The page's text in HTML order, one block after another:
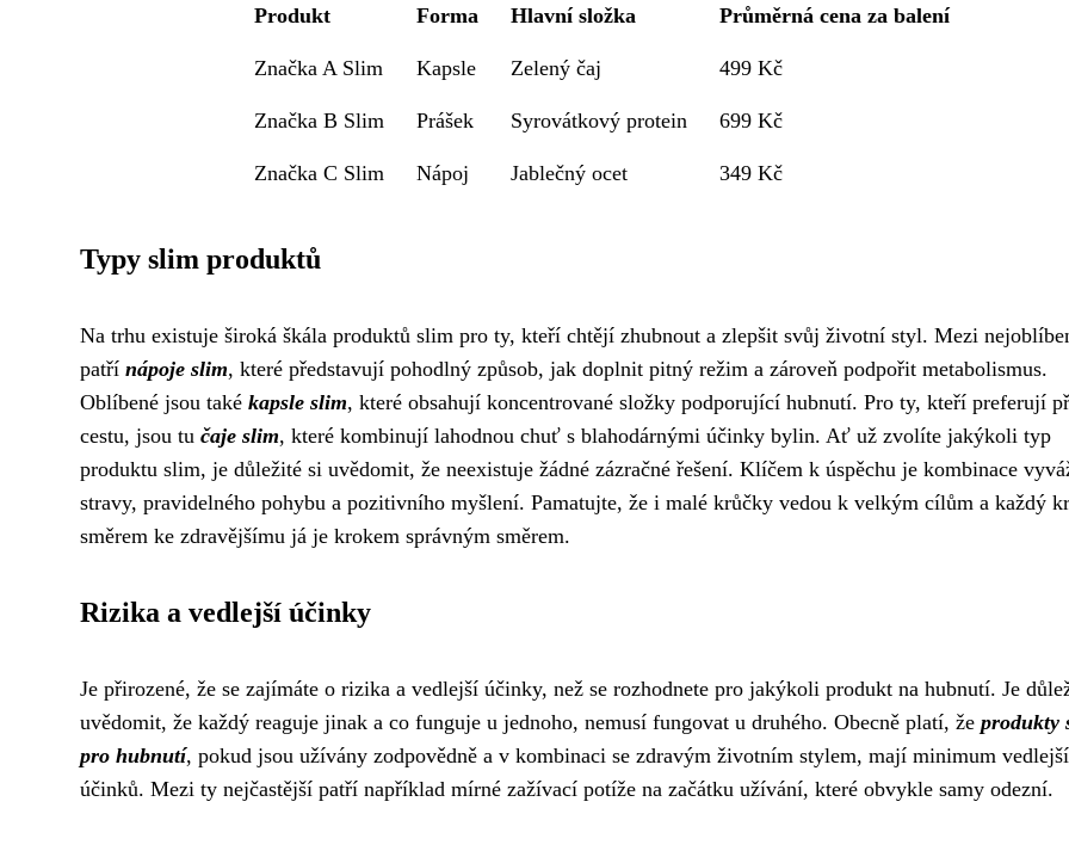
Produkt
Forma Hlavní složka Průměrná cena za balení
Značka A Slim Kapsle Zelený čaj 499 Kč
Značka B Slim Prášek Syrovátkový protein 699 Kč
Značka C Slim Nápoj Jablečný ocet 349 Kč
Typy slim produktů
Na trhu existuje široká škála produktů slim pro ty, kteří chtějí zhubnout a zlepšit svůj životní styl. Mezi
patří nápoje slim, které představují pohodlný způsob, jak doplnit pitný režim a zároveň podpořit metabolismus.
Oblíbené jsou také kapsle slim, které obsahují koncentrované složky podporující hubnutí. Pro ty, kteří preferují
cestu, jsou tu čaje slim, které kombinují lahodnou chuť s blahodárnými účinky bylin. Ať už zvolíte jakýkoli typ
produktu slim, je důležité si uvědomit, že neexistuje žádné zázračné řešení. Klíčem k úspěchu je kombinace
stravy, pravidelného pohybu a pozitivního myšlení. Pamatujte, že i malé krůčky vedou k velkým cílům a každý
směrem ke zdravějšímu já je krokem správným směrem.
Rizika a vedlejší účinky
Je přirozené, že se zajímáte o rizika a vedlejší účinky, než se rozhodnete pro jakýkoli produkt na hubnutí. Je
uvědomit, že každý reaguje jinak a co funguje u jednoho, nemusí fungovat u druhého. Obecně platí, že produkty
pro hubnutí, pokud jsou užívány zodpovědně a v kombinaci se zdravým životním stylem, mají minimum
účinků. Mezi ty nejčastější patří například mírné zažívací potíže na začátku užívání, které obvykle samy odezní.